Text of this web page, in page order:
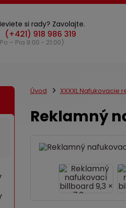
si rady? Zavolajte.
– Pia 9:00 - 21:00)
Úvod XXXXL Nafukovacie
Reklamný